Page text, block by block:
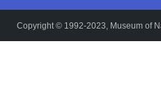
Copyright © 1992-2023, Museum of